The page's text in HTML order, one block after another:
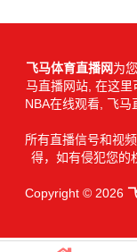
飞马体育直播网为
马直播网站, 在这
NBA在线观看, 飞
所有直播信号和视
得，如有侵犯您的
Copyright © 2026